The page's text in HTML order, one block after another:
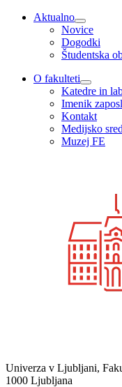
Aktualno
Novice
Dogodki
Študentska
O fakulteti
Katedre in
Imenik
Kontakt
Medijsko
Muzej FE
Univerza v Ljubljani,
1000 Ljubljana